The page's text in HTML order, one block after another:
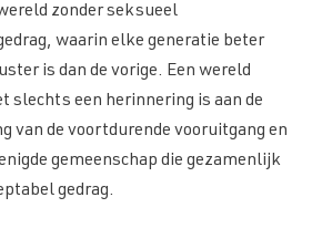
zonder seksueel
waarin elke generatie beter
is dan de vorige. Een wereld
slechts een herinnering is aan de
van de voortdurende vooruitgang en
gemeenschap die gezamenlijk
gedrag.